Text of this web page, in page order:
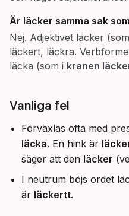
Är läcker samma sak
Nej. Adjektivet läcker
läckert, läckra.
läcka (som i kranen
Vanliga fel
Förväxlas ofta med
läcka. En hink är
säger att den läcker
I neutrum böjs ordet
är läckertt.